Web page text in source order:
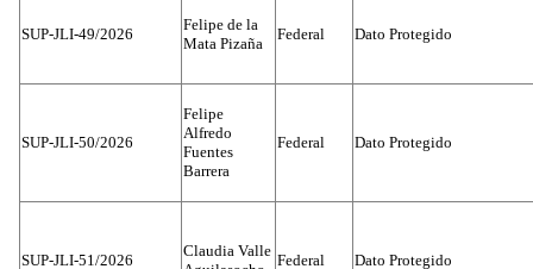
SUP-JLI-49/2026
Felipe de la
Mata Pizaña
Federal Dato Protegido
SUP-JLI-50/2026
Felipe
Alfredo
Fuentes
Barrera
Federal Dato Protegido
SUP-JLI-51/2026
Claudia Valle
Federal Dato Protegido